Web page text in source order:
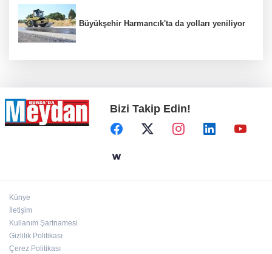
Büyükşehir Harmancık'ta da yolları yeniliyor
Bizi Takip Edin!
Künye
İletişim
Kullanım Şartnamesi
Gizlilik Politikası
Çerez Politikası